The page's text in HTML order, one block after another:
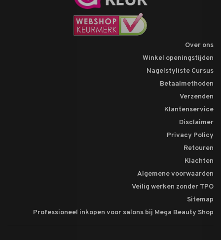
Over ons
Winkel openingstijden
Nagelstyliste Cursus
Betaalmethoden
Verzenden
Klantenservice
Disclaimer
Privacy Policy
Retouren
Klachten
Algemene voorwaarden
Veilig werken zonder TPO
Sitemap
Professioneel inkopen voor salons bij Mega Beauty Shop